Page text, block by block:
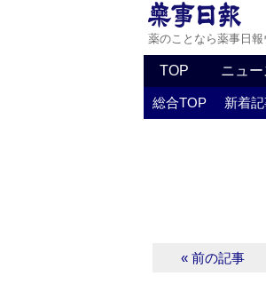
薬のことなら薬事日報
TOP ニュー
総合TOP 新着
« 前の記事